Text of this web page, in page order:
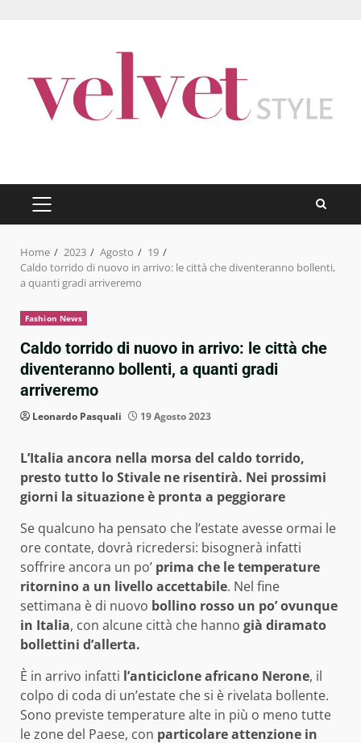
PRIMARY
MENU
Home 2023 Agosto
19
Caldo torrido di nuovo in arrivo: le città che diventeranno bollenti,
a quanti gradi arriveremo
Fashion News
Caldo torrido di nuovo in arrivo: le città che
diventeranno bollenti, a quanti gradi
arriveremo
Leonardo Pasquali 19 Agosto 2023
L’Italia ancora nella morsa del caldo torrido,
presto tutto lo Stivale ne risentirà. Nei prossimi
giorni la situazione è pronta a peggiorare
Se qualcuno ha pensato che l’estate avesse ormai le
ore contate, dovrà ricredersi: bisognerà infatti
soffrire ancora un po’ prima che le temperature
ritornino a un livello accettabile. Nel fine
settimana è di nuovo bollino rosso un po’ ovunque
in Italia, con alcune città che hanno già diramato
bollettini d’allerta.
È in arrivo infatti l’anticiclone africano Nerone, il
colpo di coda di un’estate che si è rivelata bollente.
Sono previste temperature alte in più o meno tutte
le zone del Paese, con particolare attenzione in